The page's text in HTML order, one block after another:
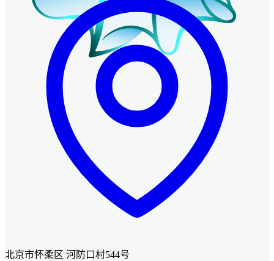
北京市怀柔区 河防口村544号